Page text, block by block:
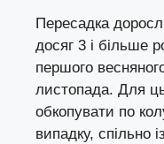
Пересадка
досяг 3 і більше
першого
листопада. Для
обкопувати по
випадку, спільно